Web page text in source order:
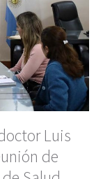
Luis
de